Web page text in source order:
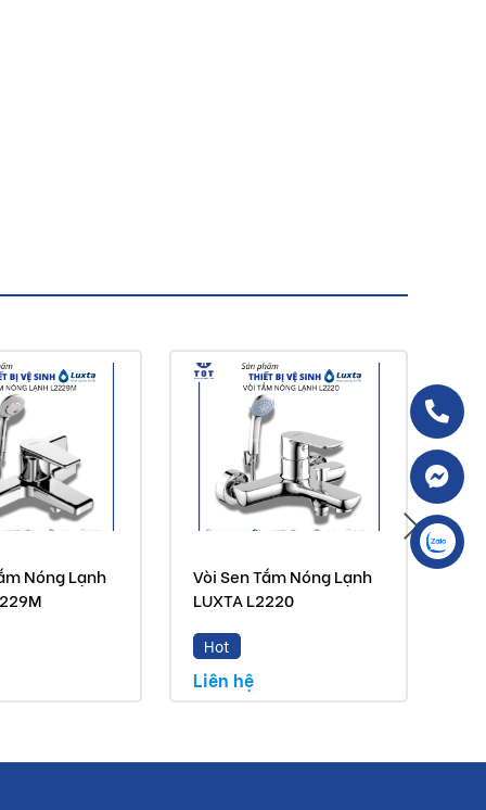
Nóng Lạnh
Vòi Sen Tắm Nóng Lạnh
LUXTA L2220
Hot
Liên hệ